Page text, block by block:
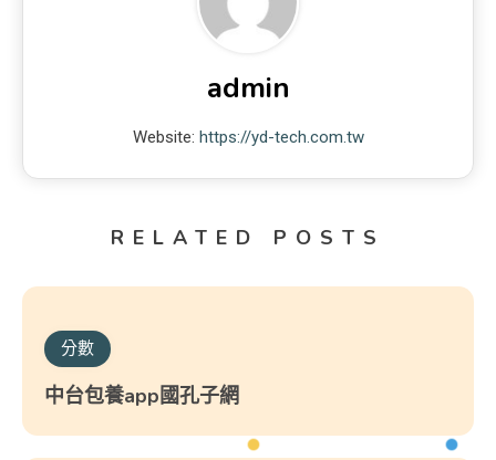
admin
Website: https://yd-tech.com.tw
RELATED POSTS
分數
中台包養app國孔子網